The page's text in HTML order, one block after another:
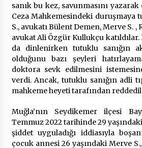
“Hiç Kimse Kaçak
Olmamalı”
2 yıl ago
Muğla’da Çoğunluk
2 yıl ago
sanık bu kez, savunmasını
Ceza Mahkemesindeki duruşmaya
S., avukatı Bülent Demen, Merve S. ,
avukat Ali Özgür Kullukçu
da dinlenirken tutuklu sanığın
olduğunu bazı şeyleri
doktora sevk edilmesini
verdi. Ancak, tutuklu sanığın adli
mahkeme heyeti tarafından
Muğla’nın Seydikemer ilçesi
Temmuz 2022 tarihinde 29
şiddet uyguladığı iddiasıyla
çocuk annesi 26 yaşındaki Merve